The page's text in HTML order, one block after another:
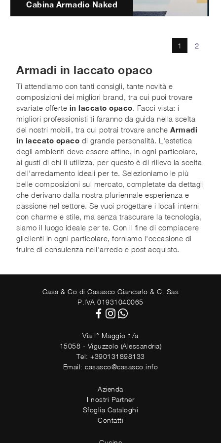
Cabina Armadio Naked
1 2
Armadi in laccato opaco
Ti attendiamo con tanti consigli, tante novità e
composizioni dei migliori brand, tra cui puoi trovare
svariate offerte in laccato opaco. Facci vista: i
migliori professionisti ti faranno da guida nella scelta
dei nostri mobili, tra cui potrai trovare ancheArmadi
in laccato opaco di grande personalità. L'estetica
degli ambienti deve essere affine, in ogni particolare,
ai gusti di chi li utilizza, per questo è di rilievo la scelta
dell'arredamento ideali per te. Selezioniamo le più
belle composizioni sul mercato, completate da dettagli
che derivano dalla nostra pluriennale esperienza e
passione nel settore. Se vuoi progettare i locali interni
con charme e stile, ma senza trascurare la tecnologia,
siamo il luogo ideale per te. Con il fine di compiacere
gliclienti in ogni particolare, forniamo l'occasione di
fruire di consulenza nell'arredo e post acquisto.
Casa & Co di Casasco Giancarlo & C. Sas
P.IVA 01931040065
Via I° Maggio 1/a
15058 - Viguzzolo (Alessandria)
Tel: +390131898133
Email: casasco@casasco.info
Azienda
I nostri Partner
Sfoglia Cataloghi
Contatti